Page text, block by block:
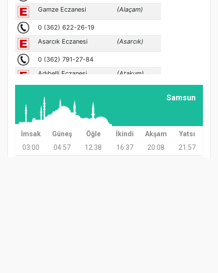
Samsun
İmsak Güneş Öğle İkindi Akşam
Yatsı
03:00
04:57 12:38 16:37 20:08 21:57